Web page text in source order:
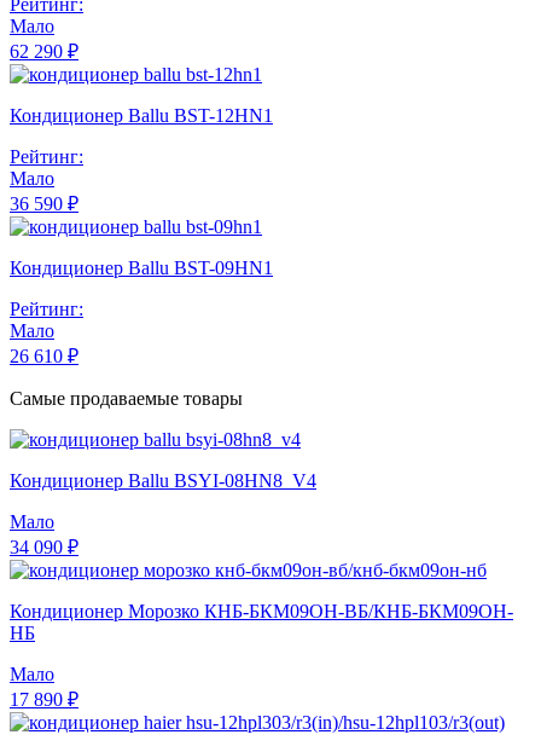
Рейтинг:
Мало
62 290 ₽
Кондиционер Ballu BST-12HN1
Рейтинг:
Мало
36 590 ₽
Кондиционер Ballu BST-09HN1
Рейтинг:
Мало
26 610 ₽
Самые продаваемые товары
Кондиционер Ballu BSYI-08HN8_V4
Мало
34 090 ₽
Кондиционер Морозко КНБ-БКМ09ОН-ВБ/КНБ-БКМ09ОН-
НБ
Мало
17 890 ₽